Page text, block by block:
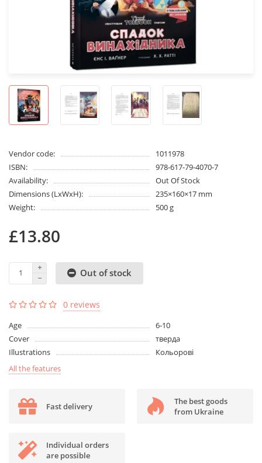
Vendor code:
1011978
ISBN:
978-617-79-4070-7
Availability:
Out Of Stock
Dimensions (LxWxH):
235×160×17 mm
Weight:
500 g
£13.80
Out of stock
0 reviews
Age
6-10
Cover
тверда
Illustrations
Кольорові
All the features
Fast delivery
The best goods
from Ukraine
Individual orders
are possible